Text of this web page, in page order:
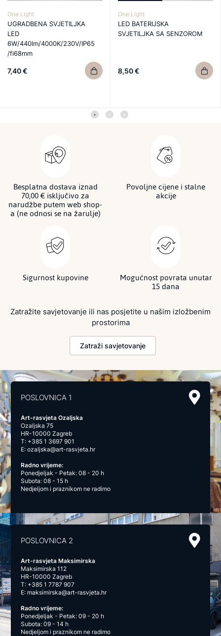
One Light
UGRADBENA SVJETILJKA
LED
6W/440lm/4000K/230V/IP65
/fi68mm
7,40 €
One Light
LED BATERIJSKA
SVJETILJKA SA SENZOROM
8,50 €
Besplatna dostava iznad
70,00 € isključivo za
narudžbe putem web shop-
a (ne odnosi se na žarulje)
Povoljne cijene i stalne
akcije
Sigurnost kupovine Mogućnost povrata unutar
15 dana
Zatražite savjetovanje ili nas posjetite u našim izložbenim
prostorima
Zatraži savjetovanje
POSLOVNICA 1
Art-rasvjeta Ozaljska
Ozaljska 75
HR-10000 Zagreb
T: +385 1 3697 901
E:ozaljska@art-rasvjeta.hr
Radno vrijeme:
Ponedjeljak - Petak: 08 - 20 h
Subota: 08 - 15 h
Nedjeljom i praznikom ne radimo
POSLOVNICA 2
Art-rasvjeta Maksimirska
Maksimirska 112
HR-10000 Zagreb
T: +385 1 7787 907
E: maksimirska@art-rasvjeta.hr
Radno vrijeme:
Ponedjeljak - Petak: 09 - 20 h
Subota: 09 - 14 h
Nedjeljom i praznikom ne radimo